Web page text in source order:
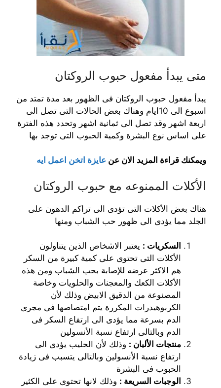
متى يبدأ مفعول حبوب الروكتان
يبدأ مفعول حبوب الروكتان فى الظهور بعد مدة تمتد من
اسبوع الى 10ايام وهناك بعض الحالات التى تصل الى
اربعة اشهر وقد تصل الى ثمانية اشهر وتحدد هذه الفترة
على اساس نوع البشرة وكمية الحبوب التى توجد بها
ويمكنك قراءة المزيد الان عن عايزة اتخن اعمل ايه
الأكلات الممنوعه مع حبوب الروكتان
هناك بعض الأكلات التى تؤدى الى تراكم الدهون على
الجلد مما يؤدى الى ظهور حب الشباب ومنها
السكريات : يعتبر الاشخاص الذين يتناولون
الأكلات التى تحتوى على كمية كبيرة من السكر
هم الاكثر عرضه للإصابة بحب الشباب ومن هذه
الأكلات الكعك والمعجنات والحلويات وخاصة
المصنوعة من الدقيق الابيض وذلك لأن
الكربوهيدرات المكررة يتم امتصاصها فى مجرى
الدم بسرعة مما يؤدى الى ارتفاع السكر فى
الدم وبالتالى ارتفاع نسبة الأنسولين
منتجات الألبان : وذلك لأن الحليب يؤدى الى
ارتفاع نسبة الأنسولين وبالتالى يتسبب فى زيادة
الحبوب فى البشرة
الوجبات السريعة : وذلك لانها تحتوى على الكثير